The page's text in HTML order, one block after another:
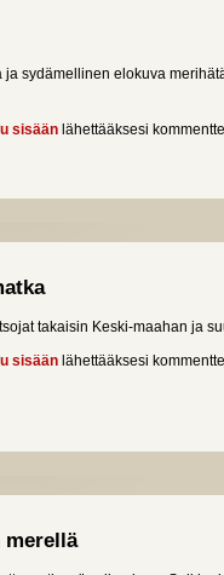
ja sydämellinen elokuva
elämä
sisään lähettääksesi
takaisin Keski-maahan ja
- Odottamaton matka
sisään lähettääksesi
merellä